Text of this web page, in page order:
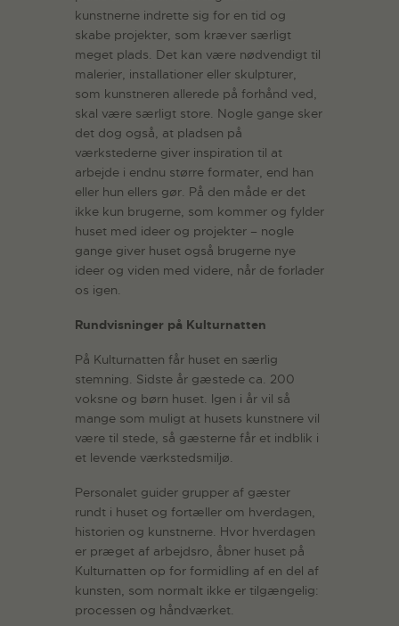
kunstnerne indrette sig for en tid og
skabe projekter, som kræver særligt
meget plads. Det kan være nødvendigt til
malerier, installationer eller skulpturer,
som kunstneren allerede på forhånd ved,
skal være særligt store. Nogle gange sker
det dog også, at pladsen på
værkstederne giver inspiration til at
arbejde i endnu større formater, end han
eller hun ellers gør. På den måde er det
ikke kun brugerne, som kommer og fylder
huset med ideer og projekter – nogle
gange giver huset også brugerne nye
ideer og viden med videre, når de forlader
os igen.
Rundvisninger på Kulturnatten
På Kulturnatten får huset en særlig
stemning. Sidste år gæstede ca. 200
voksne og børn huset. Igen i år vil så
mange som muligt at husets kunstnere vil
være til stede, så gæsterne får et indblik i
et levende værkstedsmiljø.
Personalet guider grupper af gæster
rundt i huset og fortæller om hverdagen,
historien og kunstnerne. Hvor hverdagen
er præget af arbejdsro, åbner huset på
Kulturnatten op for formidling af en del af
kunsten, som normalt ikke er tilgængelig:
processen og håndværket.